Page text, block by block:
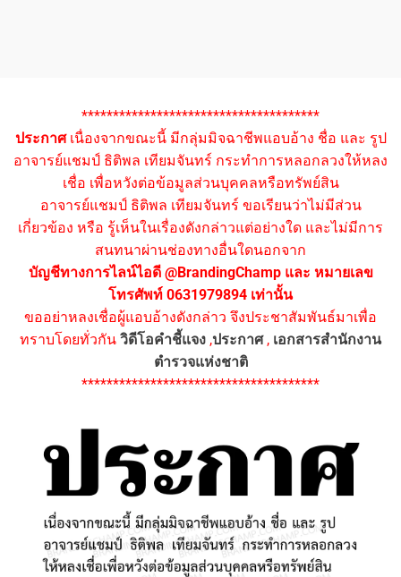
**************************************
ประกาศเนื่องจากขณะนี้ มีกลุ่มมิจฉาชีพแอบอ้าง ชื่อ และ รูป
อาจารย์แชมป์ ธิติพล เทียมจันทร์ กระทำการหลอกลวงให้หลง
เชื่อ เพื่อหวังต่อข้อมูลส่วนบุคคลหรือทรัพย์สิน
อาจารย์แชมป์ ธิติพล เทียมจันทร์ ขอเรียนว่าไม่มีส่วน
เกี่ยวข้อง หรือ รู้เห็นในเรื่องดังกล่าวแต่อย่างใด และไม่มีการ
สนทนาผ่านช่องทางอื่นใดนอกจาก
บัญชีทางการไลน์ไอดี @BrandingChamp และ หมายเลข
โทรศัพท์ 0631979894 เท่านั้น
ขออย่าหลงเชื่อผู้แอบอ้างดังกล่าว จึงประชาสัมพันธ์มาเพื่อ
ทราบโดยทั่วกัน วิดีโอคำชี้แจง ,ประกาศ, เอกสารสำนักงาน
ตำรวจแห่งชาติ
**************************************